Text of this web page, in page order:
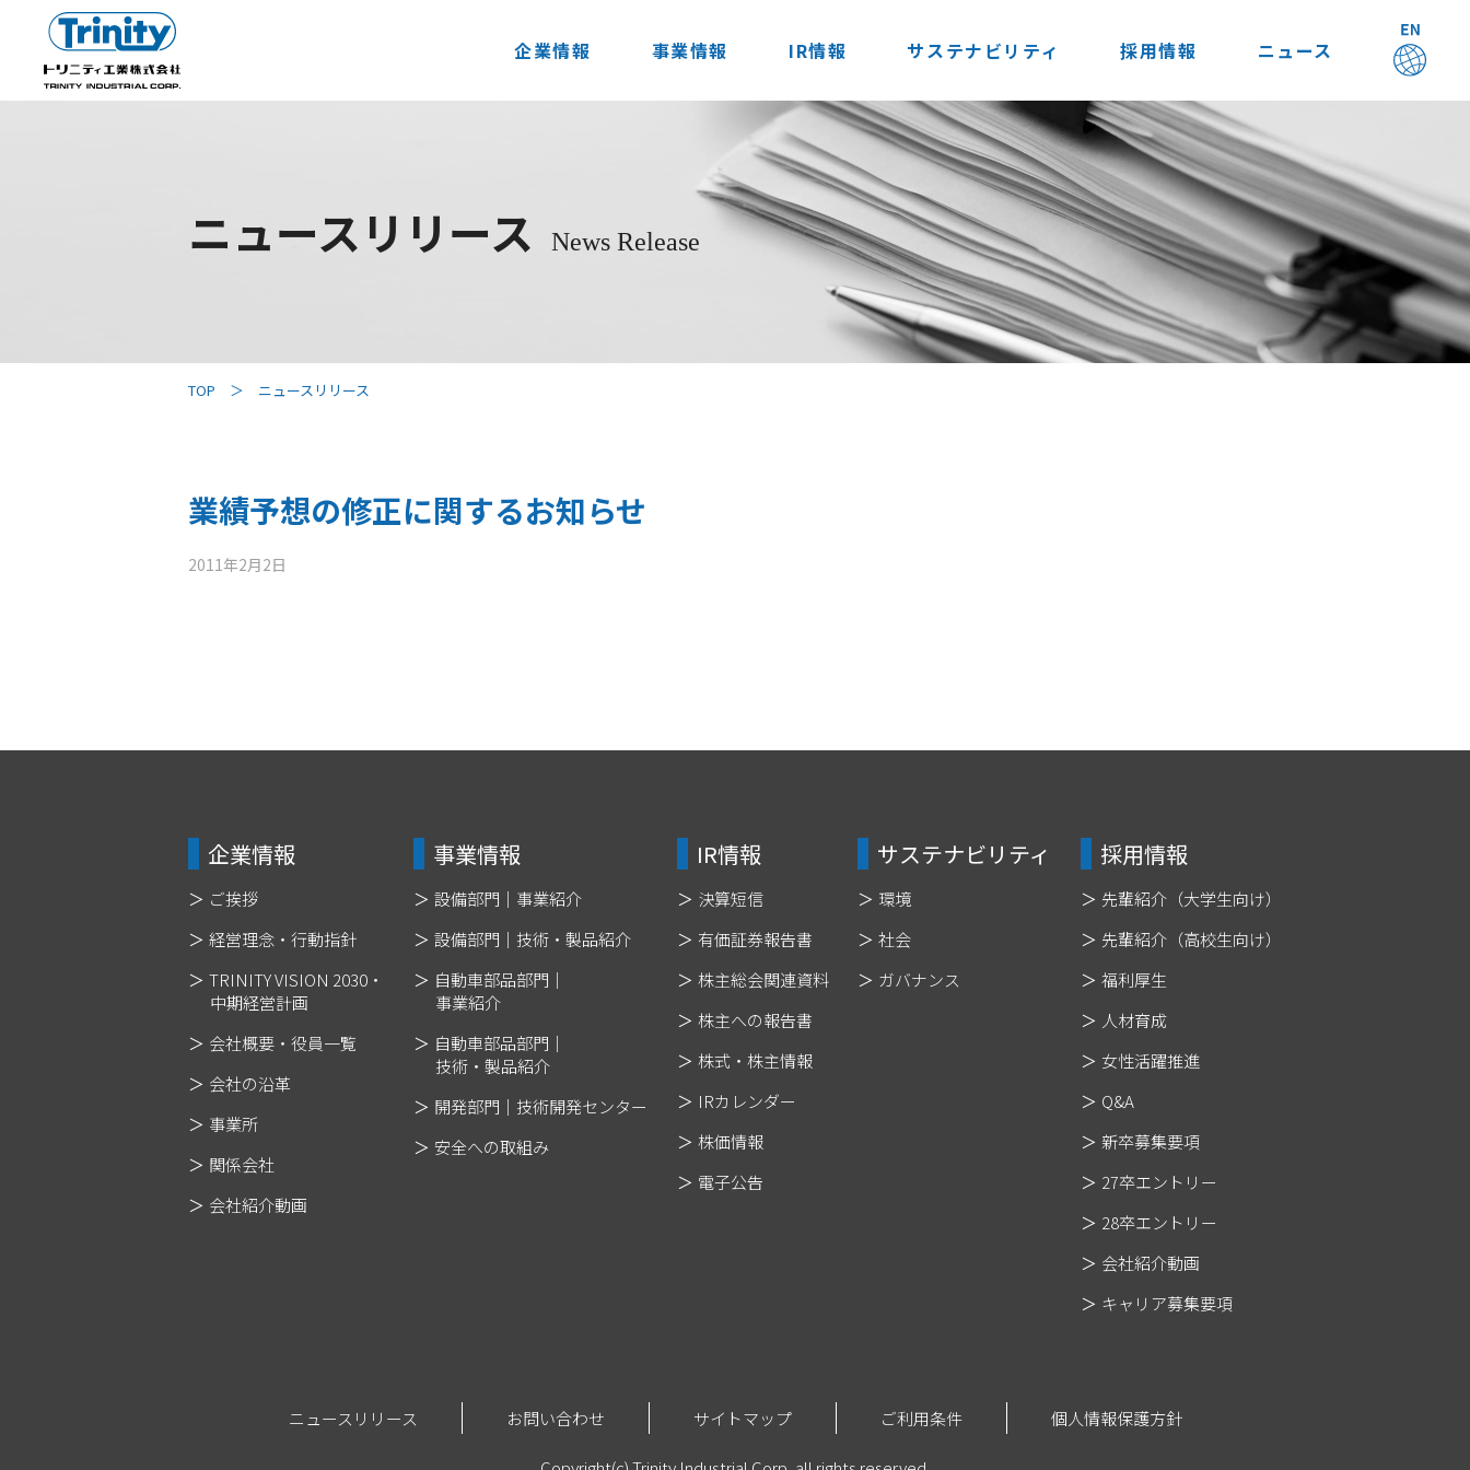
企業情報 事業情報 IR情報 サステナビリティ 採用情報 ニュース
ニュースリリース News Release
TOP ニュースリリース
業績予想の修正に関するお知らせ
2011年2月2日
企業情報
ご挨拶
経営理念・行動指針
TRINITY VISION 2030・
中期経営計画
会社概要・役員一覧
会社の沿革
事業所
関係会社
会社紹介動画
事業情報
設備部門｜ 事業紹介
設備部門｜ 技術・製品紹介
自動車部品部門｜
事業紹介
自動車部品部門｜
技術・製品紹介
開発部門｜技術開発センター
安全への取組み
IR情報
決算短信
有価証券報告書
株主総会関連資料
株主への報告書
株式・株主情報
IRカレンダー
株価情報
電子公告
サステナビリティ
環境
社会
ガバナンス
採用情報
先輩紹介（大学生向け）
先輩紹介（高校生向け）
福利厚生
人材育成
女性活躍推進
Q&A
新卒募集要項
27卒エントリー
28卒エントリー
会社紹介動画
キャリア募集要項
ニュースリリース お問い合わせ サイトマップ ご利用条件 個人情報保護方針